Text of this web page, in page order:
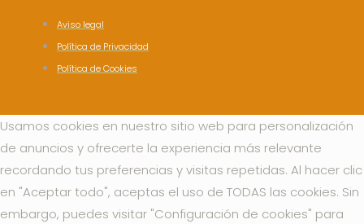
Aviso legal
Política de Privacidad
Política de Cookies
Usamos cookies en nuestro sitio web para personalización
de anuncios y ofrecerte la experiencia más relevante
recordando tus preferencias y visitas repetidas. Al hacer clic
en "Aceptar todo", aceptas el uso de TODAS las cookies. Sin
embargo, puedes visitar "Configuración de cookies" para